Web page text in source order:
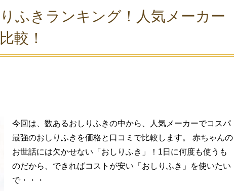
ふきランキング！人気メーカー
較！
今回は、数あるおしりふきの中から、人気メーカーでコスパ
最強のおしりふきを価格と口コミで比較します。 赤ちゃんの
お世話には欠かせない「おしりふき」！1日に何度も使うも
のだから、できればコストが安い「おしりふき」を使いたい
で・・・